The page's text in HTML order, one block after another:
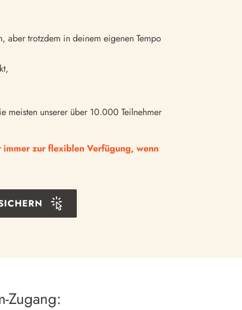
aber trotzdem in deinem eigenen Tempo
meisten unserer über 10.000 Teilnehmer
zur flexiblen Verfügung, wenn
Zugang: